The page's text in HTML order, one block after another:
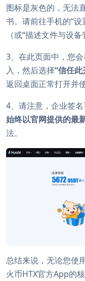
图标是灰色的，无法
书。请前往手机的“设
（或“描述文件与设备
3、在此页面中，您
入，然后选择“信任此
返回桌面正常打开并
4、请注意，企业签
始终以官网提供的最
法。
总结来说，无论您使
火币HTX官方App的